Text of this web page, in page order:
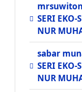
SERI EKO-
NUR
sabar
SERI EKO-
NUR